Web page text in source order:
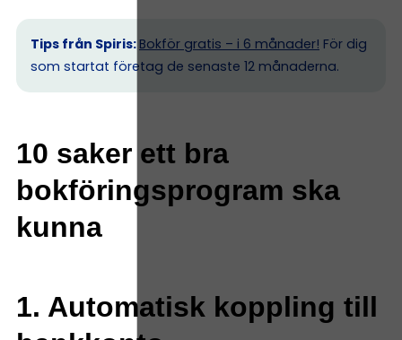
Tips från Spiris: Bokför gratis – i 6 månader! För dig
som startat företag de senaste 12 månaderna.
10 saker ett bra
bokföringsprogram ska
kunna
1. Automatisk koppling till